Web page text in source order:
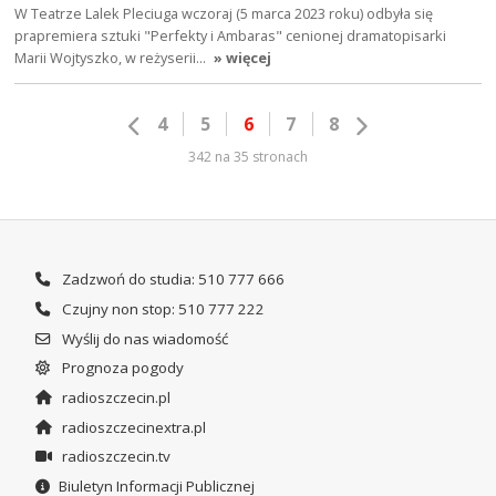
W Teatrze Lalek Pleciuga wczoraj (5 marca 2023 roku) odbyła się
prapremiera sztuki "Perfekty i Ambaras" cenionej dramatopisarki
Marii Wojtyszko, w reżyserii… » więcej
4 5 6 7 8
342 na 35 stronach
Zadzwoń do studia: 510 777 666
Czujny non stop: 510 777 222
Wyślij do nas wiadomość
Prognoza pogody
radioszczecin.pl
radioszczecinextra.pl
radioszczecin.tv
Biuletyn Informacji Publicznej